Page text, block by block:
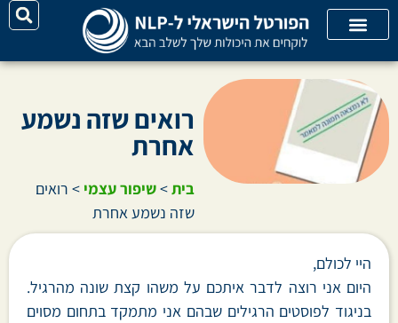
רואים שזה נשמע
אחרת
בית>שיפור עצמי > רואים
שזה נשמע אחרת
היי לכולם,
היום אני רוצה לדבר איתכם על משהו קצת שונה מהרגיל.
בניגוד לפוסטים הרגילים שבהם אני מתמקד בתחום מסוים